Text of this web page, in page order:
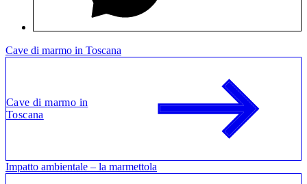
Cave di marmo in Toscana
Cave di marmo in
Toscana
Impatto ambientale – la marmettola